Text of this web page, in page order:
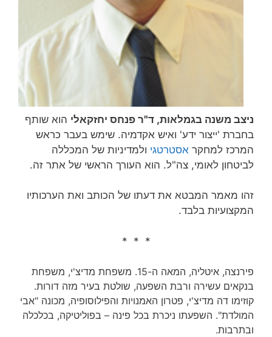
ניצב משנה בגמלאות, ד"ר פנחס יחזקאלי הוא שותף
בחברת 'ייצור ידע' ואיש אקדמיה. שימש בעבר כראש
המרכז למחקר אסטרטגי ולמדיניות של המכללה
לביטחון לאומי, צה"ל. הוא העורך הראשי של אתר זה.
זהו מאמר המבטא את דעתו של הכותב ואת הערכותיו
המקצועיות בלבד.
* * *
פירנצה, איטליה, המאה ה-15. משפחת מדיצ'י, משפחת
בנקאים עשירה ורבת השפעה, שולטת בעיר מזה דורות.
קוזימו דה מדיצ'י, פטרון האמנויות והפילוסופיה, מכונה "אבי
המולדת". השפעתו ניכרת בכל פינה – בפוליטיקה, בכלכלה
ובתרבות.